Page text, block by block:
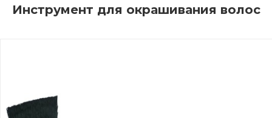
Инструмент для окрашивания волос